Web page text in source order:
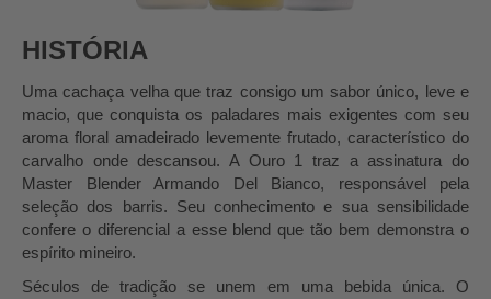
HISTÓRIA
Uma cachaça velha que traz consigo um sabor único, leve e
macio, que conquista os paladares mais exigentes com seu
aroma floral amadeirado levemente frutado, característico do
carvalho onde descansou. A Ouro 1 traz a assinatura do
Master Blender Armando Del Bianco, responsável pela
seleção dos barris. Seu conhecimento e sua sensibilidade
confere o diferencial a esse blend que tão bem demonstra o
espírito mineiro.
Séculos de tradição se unem em uma bebida única. O